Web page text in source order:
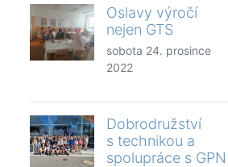
Oslavy výročí
nejen GTS
sobota 24. prosince
2022
Dobrodružství
s technikou a
spolupráce s GPN